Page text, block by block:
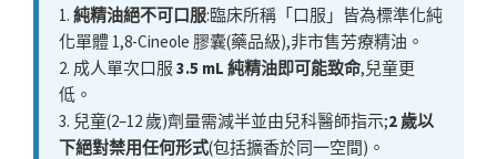
1. 純精油絕不可口服:臨床所稱「口服」皆為標準化純
化單體 1,8-Cineole 膠囊(藥品級),非市售芳療精油。
2. 成人單次口服 3.5 mL 純精油即可能致命,兒童更
低。
3. 兒童(2–12 歲)劑量需減半並由兒科醫師指示;2 歲以
下絕對禁用任何形式(包括擴香於同一空間)。